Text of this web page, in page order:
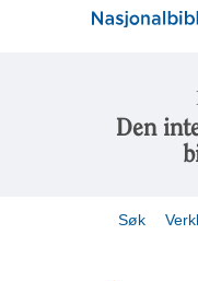
Den
Søk